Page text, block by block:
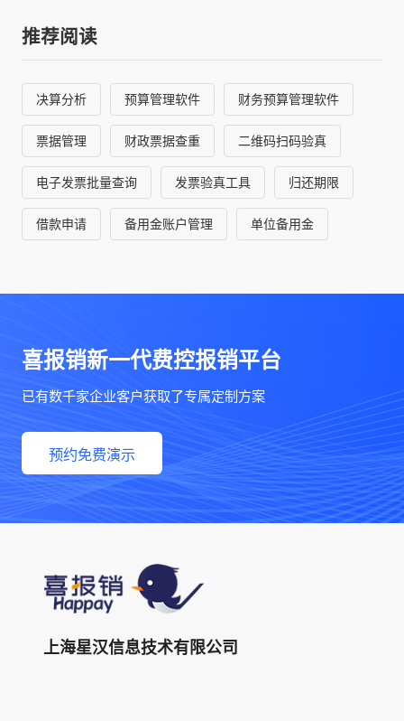
推荐阅读
决算分析 预算管理软件 财务预算管理软件
票据管理 财政票据查重 二维码扫码验真
电子发票批量查询 发票验真工具 归还期限
借款申请 备用金账户管理 单位备用金
喜报销新一代费控报销平台
已有数千家企业客户获取了专属定制方案
预约免费演示
上海星汉信息技术有限公司